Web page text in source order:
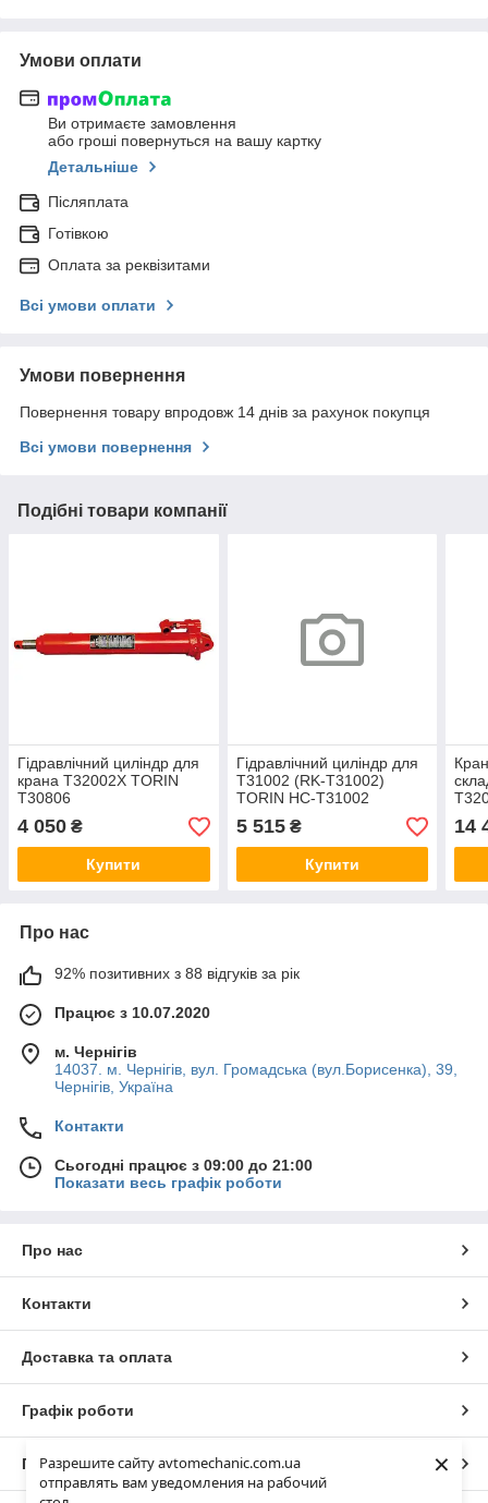
Разрешите сайту avtomechanic.com.ua
отправлять вам уведомления на рабочий
×
Умови оплати
Ви отримаєте замовлення
або гроші повернуться на вашу картку
Детальніше
Післяплата
Готівкою
Оплата за реквізитами
Всі умови оплати
Умови повернення
Повернення товару впродовж 14 днів за рахунок покупця
Всі умови повернення
Подібні товари компанії
Гідравлічний циліндр для
крана T32002X TORIN
T30806
4 050 ₴
Купити
Гідравлічний циліндр для
T31002 (RK-T31002)
TORIN HC-T31002
5 515₴
Купити
14
Про нас
92% позитивних з 88 відгуків за рік
Працює з 10.07.2020
м. Чернігів
14037. м. Чернігів, вул. Громадська (вул.Борисенка), 39,
Чернігів, Україна
Контакти
Сьогодні працює з 09:00 до 21:00
Показати весь графік роботи
Про нас
Контакти
Доставка та оплата
Графік роботи
Повна версія сайту